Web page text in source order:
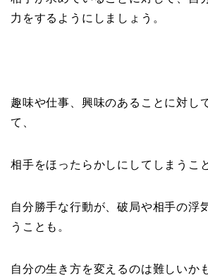
力をするようにしましょう。
趣味や仕事、興味のあることに対し
て、
相手をほったらかしにしてしまうこ
自分勝手な行動が、破局や相手の浮
うことも。
自分の生き方を変えるのは難しいか